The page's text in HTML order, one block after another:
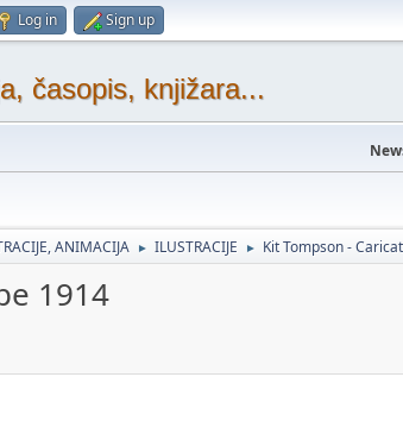
Log in Sign up
časopis, knjižara...
ANIMACIJA ► ILUSTRACIJE ► Kit Tompson -
1914